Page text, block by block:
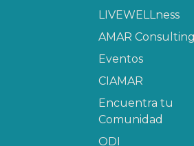
LIVEWELLness
AMAR Consulting
Eventos
CIAMAR​
Encuentra tu
Comunidad
ODI